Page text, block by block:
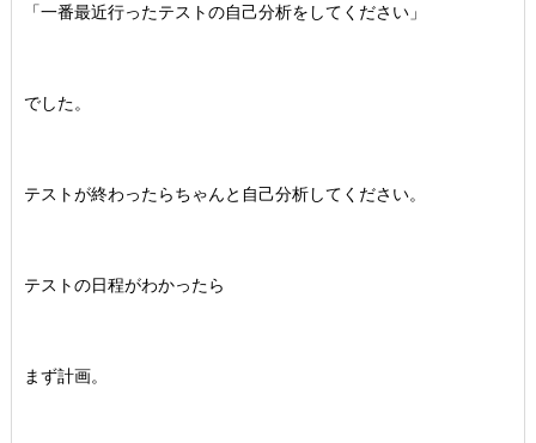
「一番最近行ったテストの自己分析をしてください」
でした。
テストが終わったらちゃんと自己分析してください。
テストの日程がわかったら
まず計画。